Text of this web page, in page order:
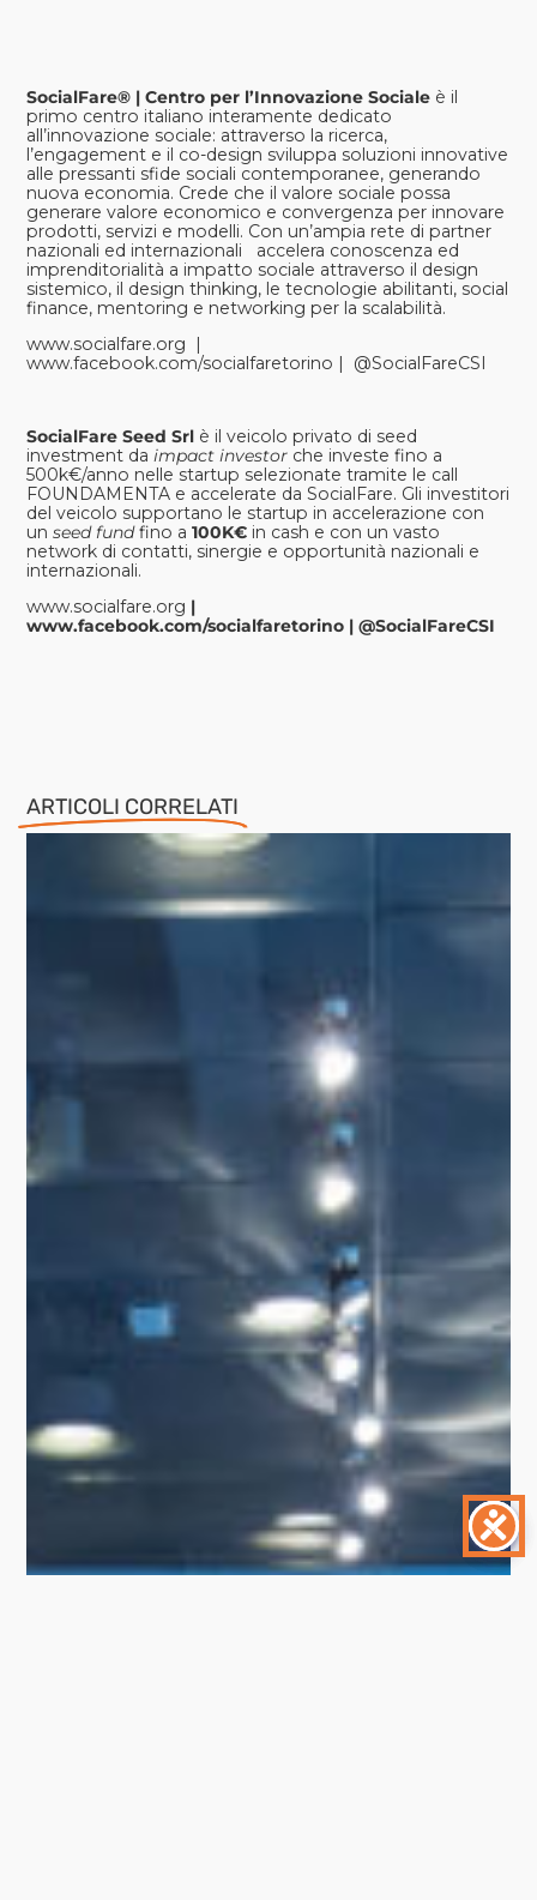
SocialFare® | Centro per l’Innovazione Sociale è il
primo centro italiano interamente dedicato
all’innovazione sociale: attraverso la ricerca,
l’engagement e il co-design sviluppa soluzioni innovative
alle pressanti sfide sociali contemporanee, generando
nuova economia. Crede che il valore sociale possa
generare valore economico e convergenza per innovare
prodotti, servizi e modelli. Con un’ampia rete di partner
nazionali ed internazionali accelera conoscenza ed
imprenditorialità a impatto sociale attraverso il design
sistemico, il design thinking, le tecnologie abilitanti, social
finance, mentoring e networking per la scalabilità.
www.socialfare.org |
www.facebook.com/socialfaretorino | @SocialFareCSI
SocialFare Seed Srl è il veicolo privato di seed
investment daimpact investor che investe fino a
500k€/anno nelle startup selezionate tramite le call
FOUNDAMENTA e accelerate da SocialFare. Gli investitori
del veicolo supportano le startup in accelerazione con
unseed fundfino a100K€ in cash e con un vasto
network di contatti, sinergie e opportunità nazionali e
internazionali.
www.socialfare.org |
www.facebook.com/socialfaretorino |@SocialFareCSI
ARTICOLI CORRELATI